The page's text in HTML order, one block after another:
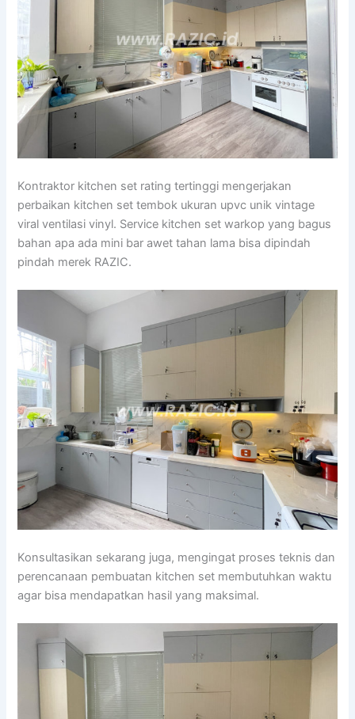
Kontraktor kitchen set rating tertinggi mengerjakan
perbaikan kitchen set tembok ukuran upvc unik vintage
viral ventilasi vinyl. Service kitchen set warkop yang bagus
bahan apa ada mini bar awet tahan lama bisa dipindah
pindah merek RAZIC.
Konsultasikan sekarang juga, mengingat proses teknis dan
perencanaan pembuatan kitchen set membutuhkan waktu
agar bisa mendapatkan hasil yang maksimal.